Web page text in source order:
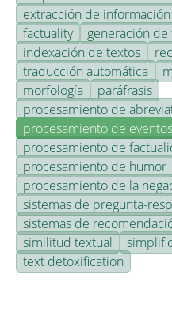
extracción de información
factuality
generación
indexación de textos
traducción automática
morfología
paráfrasis
procesamiento de
procesamiento de eventos
procesamiento de
procesamiento de humor
procesamiento de la
sistemas de pregunta-
sistemas de
similitud textual
text detoxification